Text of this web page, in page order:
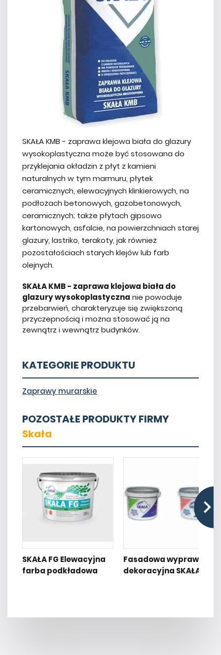
SKAŁA KMB - zaprawa klejowa biała do glazury
wysokoplastyczna może być stosowana do
przyklejania okładzin z płyt z kamieni
naturalnych w tym marmuru, płytek
ceramicznych, elewacyjnych klinkierowych, na
podłożach betonowych, gazobetonowych,
ceramicznych; także płytach gipsowo
kartonowych, asfalcie, na powierzchniach starej
glazury, lastriko, terakoty, jak również
pozostałościach starych klejów lub farb
olejnych.
SKAŁA KMB - zaprawa klejowa biała do
glazury wysokoplastyczna nie powoduje
przebarwień, charakteryzuje się zwiększoną
przyczepnością i można stosować ją na
zewnątrz i wewnątrz budynków.
KATEGORIE PRODUKTU
Zaprawy murarskie
POZOSTAŁE PRODUKTY FIRMY
Skała
SKAŁA FG Elewacyjna
farba podkładowa
Fasadowa wyprawa
dekoracyjna SKAŁA TA